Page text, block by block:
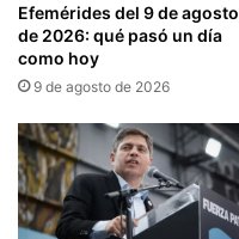
Efemérides del 9 de agosto
de 2026: qué pasó un día
como hoy
9 de agosto de 2026